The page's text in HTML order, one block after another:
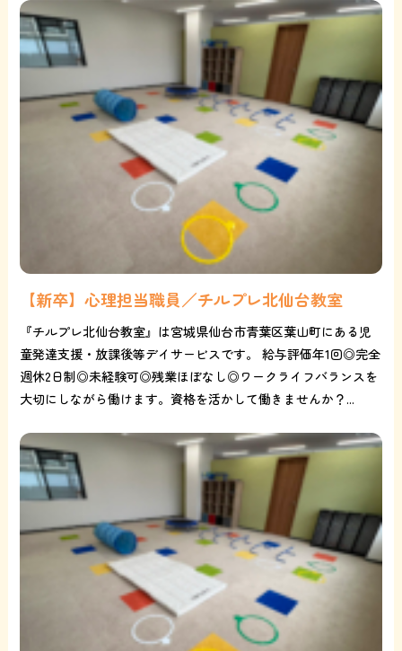
【新卒】心理担当職員／チルプレ北仙台教室
『チルプレ北仙台教室』は宮城県仙台市青葉区葉山町にある児
童発達支援・放課後等デイサービスです。 給与評価年1回◎完全
週休2日制◎未経験可◎残業ほぼなし◎ワークライフバランスを
大切にしながら働けます。資格を活かして働きませんか？...